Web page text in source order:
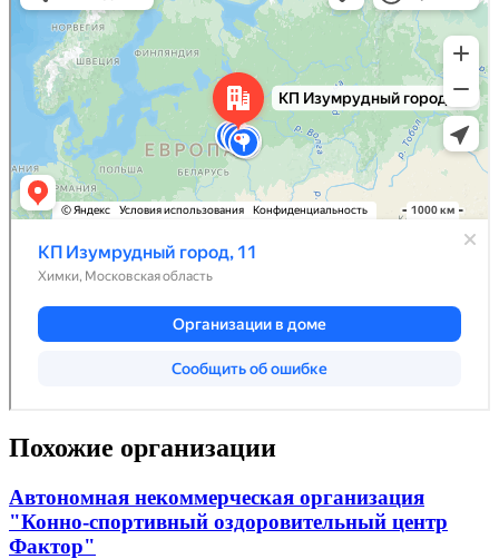
Похожие организации
Автономная некоммерческая организация
"Конно-спортивный оздоровительный центр
Фактор"